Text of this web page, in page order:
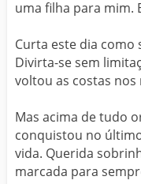
uma filha para mim.
Curta este dia como
Divirta-se sem
voltou as costas
Mas acima de tudo
conquistou no
vida. Querida
marcada para